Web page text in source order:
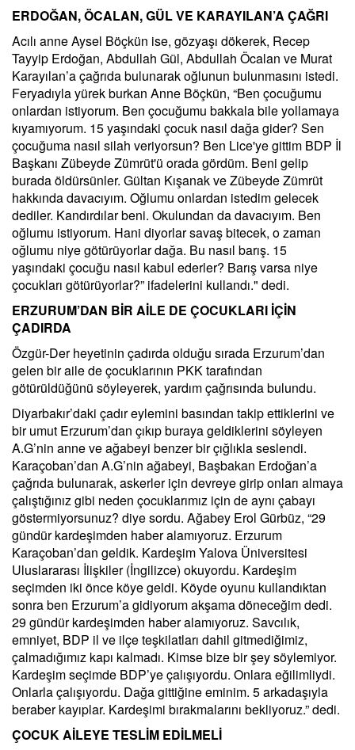
ERDOĞAN, ÖCALAN, GÜL VE KARAYILAN’A ÇAĞRI
Acılı anne Aysel Böçkün ise, gözyaşı dökerek, Recep
Tayyip Erdoğan, Abdullah Gül, Abdullah Öcalan ve Murat
Karayılan’a çağrıda bulunarak oğlunun bulunmasını istedi.
Feryadıyla yürek burkan Anne Böçkün, “Ben çocuğumu
onlardan istiyorum. Ben çocuğumu bakkala bile yollamaya
kıyamıyorum. 15 yaşındaki çocuk nasıl dağa gider? Sen
çocuğuma nasıl silah veriyorsun? Ben Lice'ye gittim BDP İl
Başkanı Zübeyde Zümrüt'ü orada gördüm. Beni gelip
burada öldürsünler. Gültan Kışanak ve Zübeyde Zümrüt
hakkında davacıyım. Oğlumu onlardan istedim gelecek
dediler. Kandırdılar beni. Okulundan da davacıyım. Ben
oğlumu istiyorum. Hani diyorlar savaş bitecek, o zaman
oğlumu niye götürüyorlar dağa. Bu nasıl barış. 15
yaşındaki çocuğu nasıl kabul ederler? Barış varsa niye
çocukları götürüyorlar?” ifadelerini kullandı." dedi.
ERZURUM’DAN BİR AİLE DE ÇOCUKLARI İÇİN
ÇADIRDA
Özgür-Der heyetinin çadırda olduğu sırada Erzurum’dan
gelen bir aile de çocuklarının PKK tarafından
götürüldüğünü söyleyerek, yardım çağrısında bulundu.
Diyarbakır’daki çadır eylemini basından takip ettiklerini ve
bir umut Erzurum’dan çıkıp buraya geldiklerini söyleyen
A.G’nin anne ve ağabeyi benzer bir çığlıkla seslendi.
Karaçoban’dan A.G’nin ağabeyi, Başbakan Erdoğan’a
çağrıda bulunarak, askerler için devreye girip onları almaya
çalıştığınız gibi neden çocuklarımız için de aynı çabayı
göstermiyorsunuz? diye sordu. Ağabey Erol Gürbüz, “29
gündür kardeşimden haber alamıyoruz. Erzurum
Karaçoban’dan geldik. Kardeşim Yalova Üniversitesi
Uluslararası İlişkiler (İngilizce) okuyordu. Kardeşim
seçimden iki önce köye geldi. Köyde oyunu kullandıktan
sonra ben Erzurum’a gidiyorum akşama döneceğim dedi.
29 gündür kardeşimden haber alamıyoruz. Savcılık,
emniyet, BDP il ve ilçe teşkilatları dahil gitmediğimiz,
çalmadığımız kapı kalmadı. Kimse bize bir şey söylemiyor.
Kardeşim seçimde BDP’ye çalışıyordu. Onlara eğilimliydi.
Onlarla çalışıyordu. Dağa gittiğine eminim. 5 arkadaşıyla
beraber kayıplar. Kardeşimi bırakmalarını bekliyoruz.” dedi.
ÇOCUK AİLEYE TESLİM EDİLMELİ